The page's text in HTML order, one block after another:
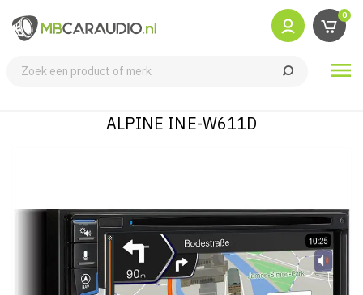
0

ALPINE INE-W611D